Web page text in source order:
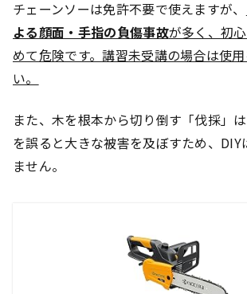
チェーンソーは免許不要で使えますが、
よる顔面・手指の負傷事故が多く、初
めて危険です。講習未受講の場合は使
い。
また、木を根本から切り倒す「伐採」
を誤ると大きな被害を及ぼすため、DIY
ません。